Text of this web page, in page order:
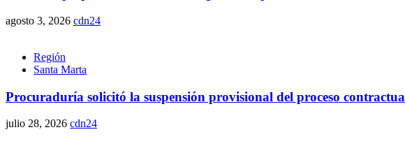
agosto 3, 2026 cdn24
Región
Santa Marta
Procuraduría solicitó la suspensión provisional del proceso
julio 28, 2026 cdn24